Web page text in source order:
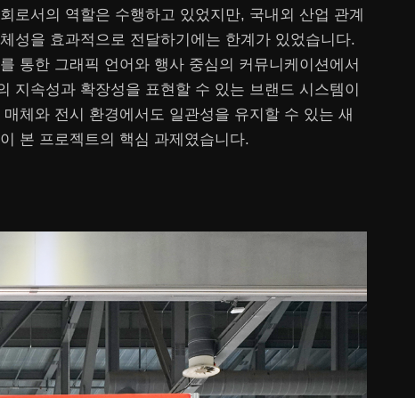
로서의 역할은 수행하고 있었지만, 국내외 산업 관계
성을 효과적으로 전달하기에는 한계가 있었습니다.
통한 그래픽 언어와 행사 중심의 커뮤니케이션에서
지속성과 확장성을 표현할 수 있는 브랜드 시스템이
체와 전시 환경에서도 일관성을 유지할 수 있는 새
본 프로젝트의 핵심 과제였습니다.